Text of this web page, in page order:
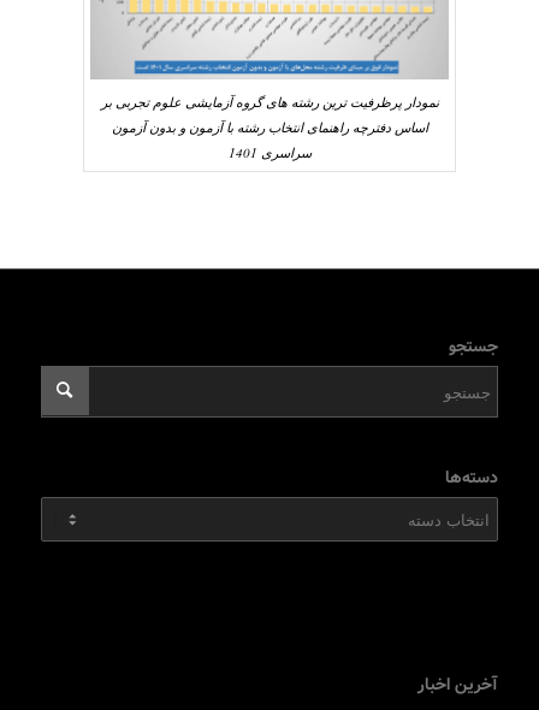
نمودار پرظرفیت ترین رشته های گروه آزمایشی علوم تجربی بر
اساس دفترچه راهنمای انتخاب رشته با آزمون و بدون آزمون
سراسری 1401
جستجو
دسته‌ها
آخرین اخبار